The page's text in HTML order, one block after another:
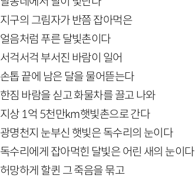
지구의 그림자가 반쯤 잡아먹은
얼음처럼 푸른 달빛촌이다
서걱서걱 부서진 바람이 일어
손톱 끝에 남은 달을 물어뜯는다
한짐 바람을 싣고 화물차를 끌고 나와
지상 1억 5천만km햇빛촌으로 간다
광명천지 눈부신 햇빛은 독수리의 눈이다
독수리에게 잡아먹힌 달빛은 어린 새의 눈이다
허망하게 할퀸 그 죽음을 묶고